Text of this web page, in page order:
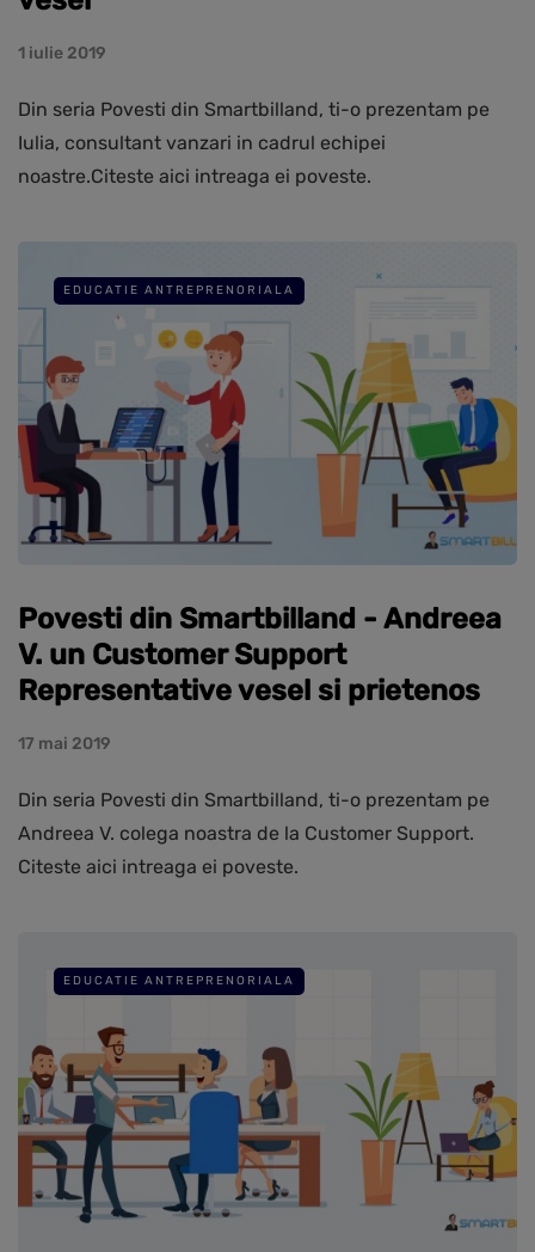
1 iulie 2019
Din seria Povesti din Smartbilland, ti-o prezentam pe
Iulia, consultant vanzari in cadrul echipei
noastre.Citeste aici intreaga ei poveste.
EDUCATIE ANTREPRENORIALA
Povesti din Smartbilland - Andreea
V. un Customer Support
Representative vesel si prietenos
17 mai 2019
Din seria Povesti din Smartbilland, ti-o prezentam pe
Andreea V. colega noastra de la Customer Support.
Citeste aici intreaga ei poveste.
EDUCATIE ANTREPRENORIALA